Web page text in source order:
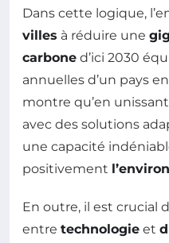
Dans cette logique,
villes à réduire une
carbone d’ici 2030
annuelles d’un pays
montre qu’en
avec des solutions
une capacité
positivement
En outre, il est crucial
entre technologie et